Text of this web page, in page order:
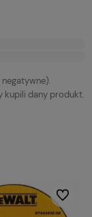
kupili dany produkt.
Do